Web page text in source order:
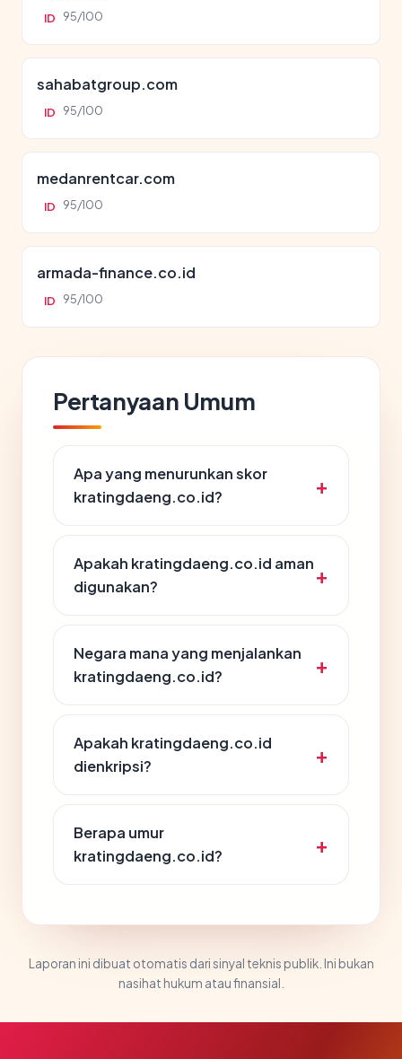
ID 95/100
sahabatgroup.com
ID 95/100
medanrentcar.com
ID 95/100
armada-finance.co.id
ID 95/100
Pertanyaan Umum
Apa yang menurunkan skor
kratingdaeng.co.id?
Apakah kratingdaeng.co.id aman
digunakan?
Negara mana yang menjalankan
kratingdaeng.co.id?
Apakah kratingdaeng.co.id
dienkripsi?
Berapa umur
kratingdaeng.co.id?
Laporan ini dibuat otomatis dari sinyal teknis publik. Ini bukan
nasihat hukum atau finansial.